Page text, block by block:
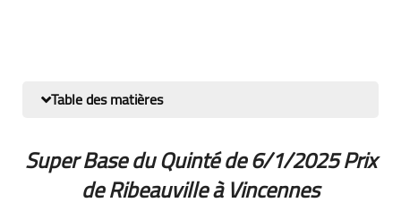
Table des matières
Super Base du Quinté de 6/1/2025 Prix
de Ribeauville à Vincennes